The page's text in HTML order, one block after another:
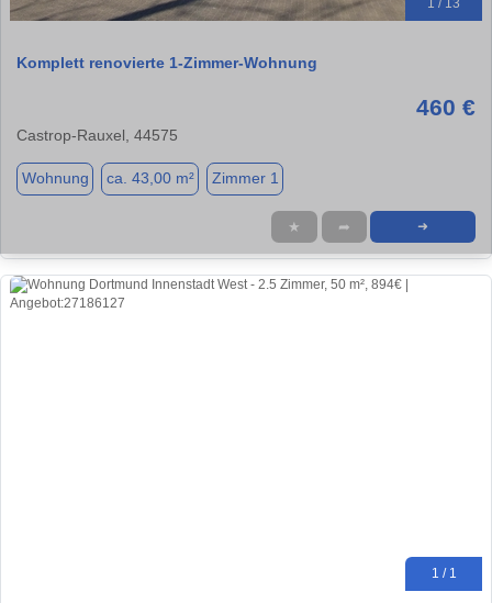
1 / 13
Komplett renovierte 1-Zimmer-Wohnung
460 €
Castrop-Rauxel, 44575
Wohnung ca. 43,00 m² Zimmer 1
★ ➦ ➜
1 / 1